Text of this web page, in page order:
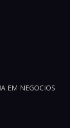
EM NEGOCIOS